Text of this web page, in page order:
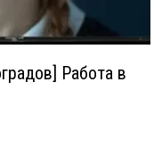
Работа в